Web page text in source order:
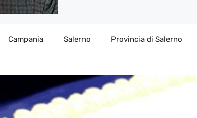
Campania Salerno Provincia di Salerno